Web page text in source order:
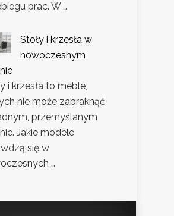
prac. W …
Stoły i krzesła w
nowoczesnym
i krzesła to meble,
nie może zabraknąć
przemyślanym
Jakie modele
się w
…